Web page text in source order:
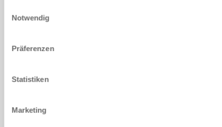
Notwendig
Präferenzen
Statistiken
Marketing